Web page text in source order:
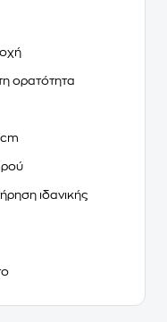
ορατότητα
ιδανικής